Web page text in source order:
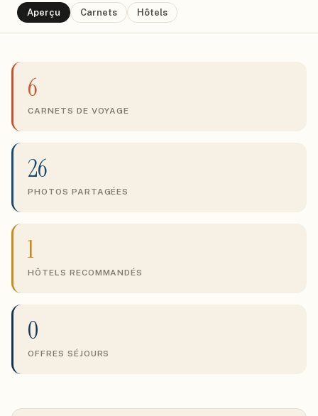
Aperçu Carnets Hôtels
6
CARNETS DE VOYAGE
26
PHOTOS PARTAGÉES
1
HÔTELS RECOMMANDÉS
0
OFFRES SÉJOURS